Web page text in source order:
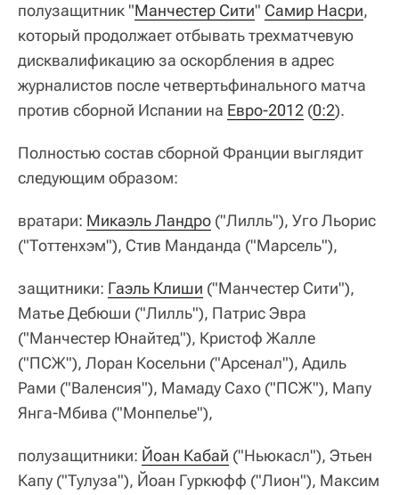
полузащитник "Манчестер Сити" Самир Насри,
который продолжает отбывать трехматчевую
дисквалификацию за оскорбления в адрес
журналистов после четвертьфинального матча
против сборной Испании на Евро-2012 (0:2).
Полностью состав сборной Франции выглядит
следующим образом:
вратари: Микаэль Ландро ("Лилль"), Уго Льорис
("Тоттенхэм"), Стив Манданда ("Марсель"),
защитники: Гаэль Клиши ("Манчестер Сити"),
Матье Дебюши ("Лилль"), Патрис Эвра
("Манчестер Юнайтед"), Кристоф Жалле
("ПСЖ"), Лоран Косельни ("Арсенал"), Адиль
Рами ("Валенсия"), Мамаду Сахо ("ПСЖ"), Мапу
Янга-Мбива ("Монпелье"),
полузащитники: Йоан Кабай ("Ньюкасл"), Этьен
Капу ("Тулуза"), Йоан Гуркюфф ("Лион"), Максим